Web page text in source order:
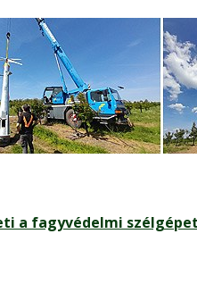
a fagyvédelmi